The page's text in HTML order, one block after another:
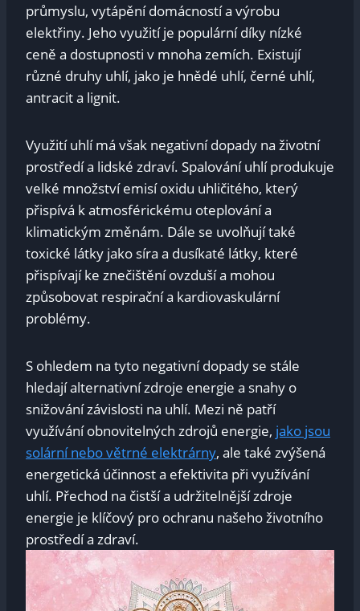
průmyslu, vytápění domácností a výrobu
elektřiny. Jeho využití je populární díky nízké
ceně a dostupnosti v mnoha zemích. Existují
různé druhy uhlí, jako je hnědé uhlí, černé uhlí,
antracit a lignit.
Využití uhlí má však negativní dopady na životní
prostředí a lidské zdraví. Spalování uhlí produkuje
velké množství emisí oxidu uhličitého, který
přispívá k atmosférickému oteplování a
klimatickým změnám. Dále se uvolňují také
toxické látky jako síra a dusíkaté látky, které
přispívají ke znečištění ovzduší a mohou
způsobovat respirační a kardiovaskulární
problémy.
S ohledem na tyto negativní dopady se stále
hledají alternativní zdroje energie a snahy o
snižování závislosti na uhlí. Mezi ně patří
využívání obnovitelných zdrojů energie, jako jsou
solární nebo větrné elektrárny, ale také zvýšená
energetická účinnost a efektivita při využívání
uhlí. Přechod na čistší a udržitelnější zdroje
energie je klíčový pro ochranu našeho životního
prostředí a zdraví.